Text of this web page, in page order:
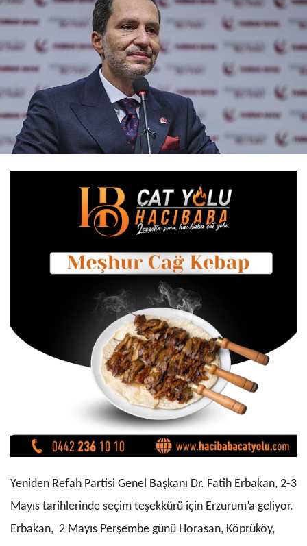
Yeniden Refah Partisi Genel Başkanı Dr. Fatih Erbakan, 2-3
Mayıs tarihlerinde seçim teşekkürü için Erzurum’a geliyor.
Erbakan, 2 Mayıs Perşembe günü Horasan, Köprüköy,